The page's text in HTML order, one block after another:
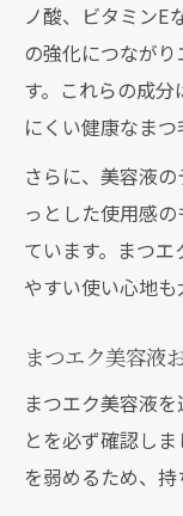
まつエ
指すコ
まつエク施
まつエ
な理由
まつエ
点
まつエ
容液
ポイン
まつエ
ノ酸、ビタミンE
の強化につなが
す。これらの成
にくい健康なまつ
さらに、美容液
っとした使用感
ています。まつ
やすい使い心地も
まつエク美容液
まつエク美容液
とを必ず確認し
を弱めるため、持